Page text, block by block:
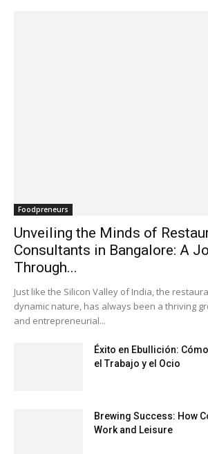
Foodpreneurs
Unveiling the Minds of
Consultants in Bangalore: A
Through...
Just like the Silicon Valley of India, the
dynamic nature, has always been a thriving
and entrepreneurial...
Éxito en Ebullición:
el Trabajo y el Ocio
Brewing Success: How
Work and Leisure